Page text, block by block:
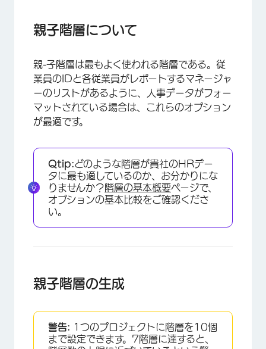
親子階層について
親-子階層は最もよく使われる階層である。従
業員のIDと各従業員がレポートするマネージャ
ーのリストがあるように、人事データがフォー
マットされている場合は、これらのオプション
が最適です。
Qtip:どのような階層が貴社のHRデー
タに最も適しているのか、お分かりにな
りませんか？階層の基本概要ページで、
オプションの基本比較をご確認くださ
い。
親子階層の生成
警告: 1つのプロジェクトに階層を10個
まで設定できます。7階層に達すると、